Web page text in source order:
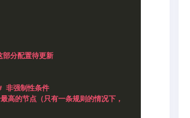
分配置待更新
非强制性条件
高的节点（只有一条规则的情况下，